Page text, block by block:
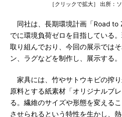
［クリックで拡大］ 出所：
同社は、長期環境計画「Road to
でに環境負荷ゼロを目指している
取り組んでおり、今回の展示では
ン、ラグなどを制作し、展示する。
家具には、竹やサトウキビの搾
原料とする紙素材「オリジナルブ
る。繊維のサイズや形態を変える
させられるという特性を生かし、